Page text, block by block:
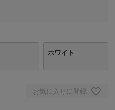
ホワイト
お気に入りに登録